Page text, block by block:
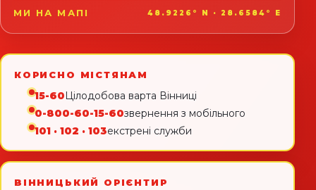
МИ НА МАПІ 48.9226° N · 28.6584° E
КОРИСНО МІСТЯНАМ
15-60Цілодобова варта Вінниці
0-800-60-15-60звернення з мобільного
101 · 102 · 103екстрені служби
ВІННИЦЬКИЙ ОРІЄНТИР